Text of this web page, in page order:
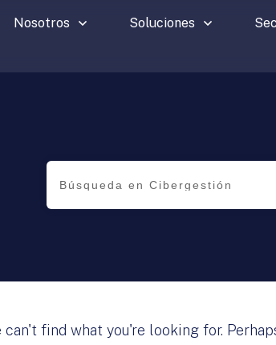
Nosotros Soluciones
can't find what you're looking for.